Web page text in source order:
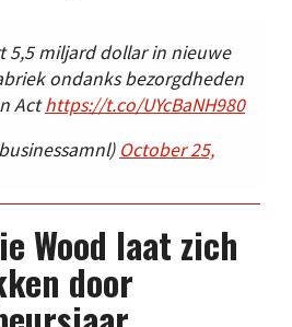
5,5 miljard dollar in nieuwe
ondanks bezorgdheden
Acthttps://t.co/UYcBaNH980
October 25,
Wood laat zich
door